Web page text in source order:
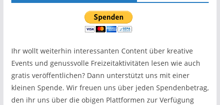
Ihr wollt weiterhin interessanten Content über kreative
Events und genussvolle Freizeitaktivitäten lesen wie auch
gratis veröffentlichen? Dann unterstützt uns mit einer
kleinen Spende. Wir freuen uns über jeden Spendenbetrag,
den ihr uns über die obigen Plattformen zur Verfügung